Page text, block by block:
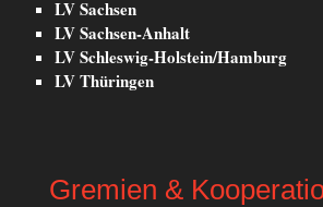
LV Sachsen
LV Sachsen-Anhalt
LV Schleswig-Holstein/Hamburg
LV Thüringen
Gremien &